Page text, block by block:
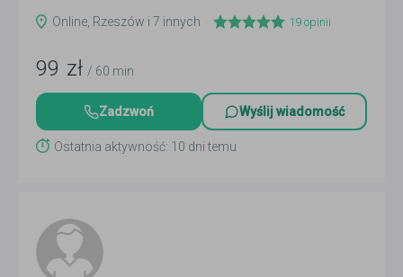
Online, Rzeszów i 7 innych 19 opinii
99 zł / 60 min
Zadzwoń Wyślij wiadomość
Ostatnia aktywność: 10 dni temu